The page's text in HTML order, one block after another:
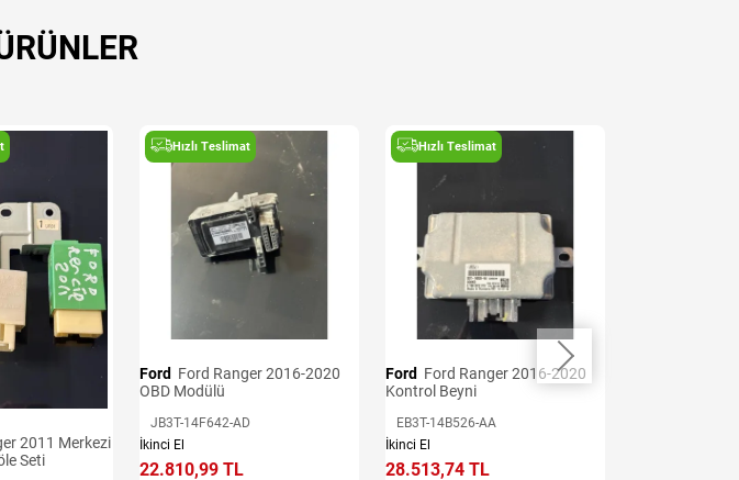
Seti
Hızlı Teslimat
Ford
OBD Modülü
JB3T-14F642-AD
İkinci El
22.810,99 TL
Hızlı Teslimat
Ford
Kontrol Beyni
EB3T-14B526-AA
İkinci El
28.513,74 TL